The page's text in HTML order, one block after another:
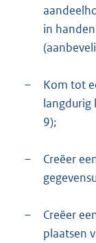
in
–
Kom tot
langdurig
9);
–
Creëer
–
Creëer
plaatsen